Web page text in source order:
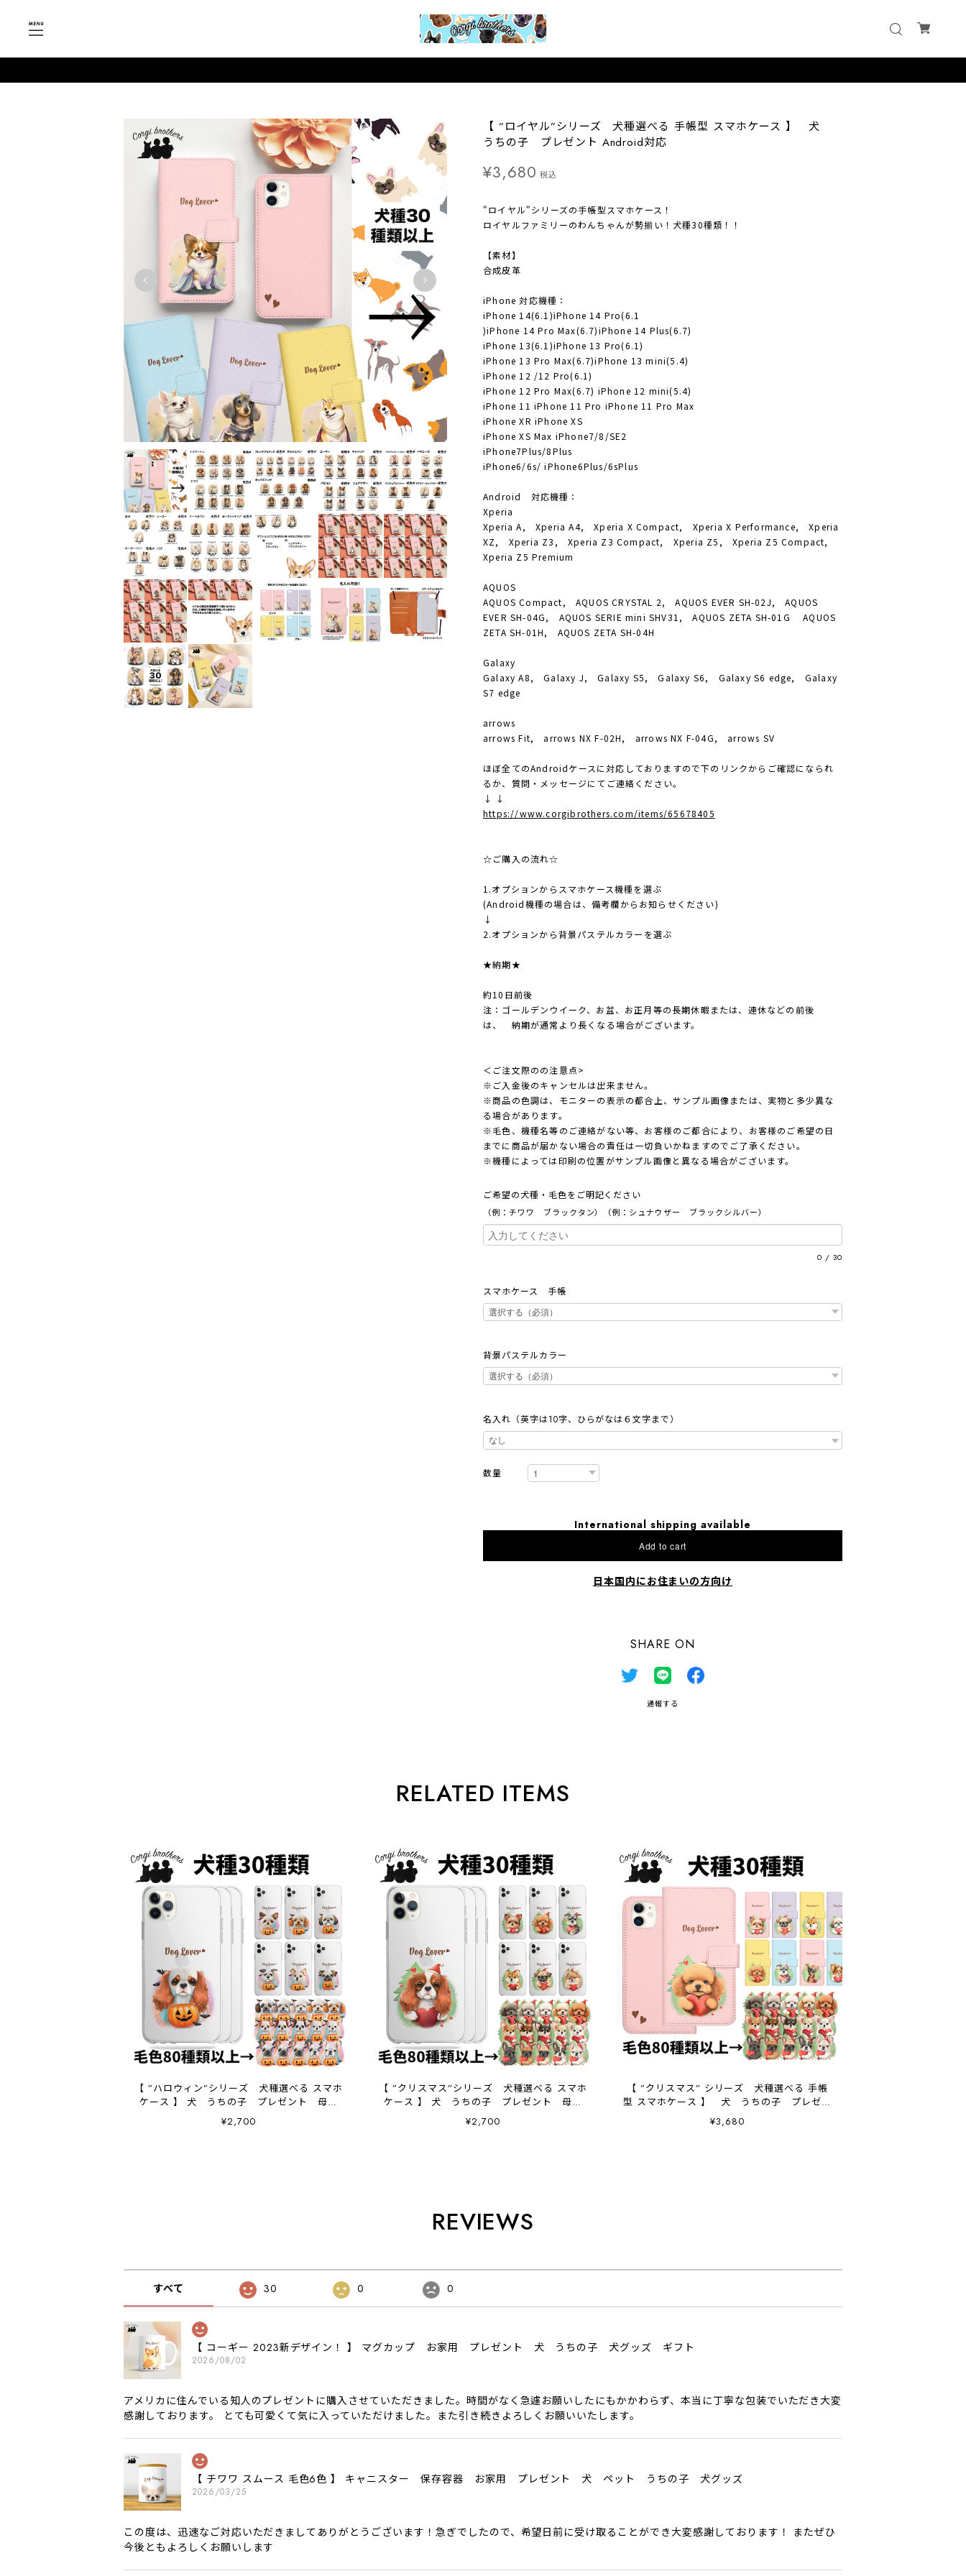
【 ”ロイヤル”シリーズ 犬種選べる 手帳型 スマホケース 】 犬
うちの子 プレゼント Android対応
¥3,680 税込
"ロイヤル"シリーズの手帳型スマホケース！
ロイヤルファミリーのわんちゃんが勢揃い！犬種30種類！！
【素材】
合成皮革
iPhone 対応機種：
iPhone 14(6.1)iPhone 14 Pro(6.1
)iPhone 14 Pro Max(6.7)iPhone 14 Plus(6.7)
iPhone 13(6.1)iPhone 13 Pro(6.1)
iPhone 13 Pro Max(6.7)iPhone 13 mini(5.4)
iPhone 12 /12 Pro(6.1)
iPhone 12 Pro Max(6.7) iPhone 12 mini(5.4)
iPhone 11 iPhone 11 Pro iPhone 11 Pro Max
iPhone XR iPhone XS
iPhone XS Max iPhone7/8/SE2
iPhone7Plus/8Plus
iPhone6/6s/ iPhone6Plus/6sPlus
Android 対応機種：
Xperia
Xperia A, Xperia A4, Xperia X Compact, Xperia X Performance, Xperia
XZ, Xperia Z3, Xperia Z3 Compact, Xperia Z5, Xperia Z5 Compact,
Xperia Z5 Premium
AQUOS
AQUOS Compact, AQUOS CRYSTAL 2, AQUOS EVER SH-02J, AQUOS
EVER SH-04G, AQUOS SERIE mini SHV31, AQUOS ZETA SH-01G AQUOS
ZETA SH-01H, AQUOS ZETA SH-04H
Galaxy
Galaxy A8, Galaxy J, Galaxy S5, Galaxy S6, Galaxy S6 edge, Galaxy
S7 edge
arrows
arrows Fit, arrows NX F-02H, arrows NX F-04G, arrows SV
ほぼ全てのAndroidケースに対応しておりますので下のリンクからご確認になられ
るか、質問・メッセージにてご連絡ください。
↓ ↓
https://www.corgibrothers.com/items/65678405
☆ご購入の流れ☆
1.オプションからスマホケース機種を選ぶ
(Android機種の場合は、備考欄からお知らせください)
↓
2.オプションから背景パステルカラーを選ぶ
★納期★
約10日前後
注：ゴールデンウイーク、お盆、お正月等の長期休暇または、連休などの前後
は、 納期が通常より長くなる場合がございます。
＜ご注文際のの注意点>
※ご入金後のキャンセルは出来ません。
※商品の色調は、モニターの表示の都合上、サンプル画像または、実物と多少異な
る場合があります。
※毛色、機種名等のご連絡がない等、お客様のご都合により、お客様のご希望の日
までに商品が届かない場合の責任は一切負いかねますのでご了承ください。
※機種によっては印刷の位置がサンプル画像と異なる場合がございます。
ご希望の犬種・毛色をご明記ください
（例：チワワ ブラックタン）（例：シュナウザー ブラックシルバー）
0 /30
スマホケース 手帳
背景パステルカラー
名入れ（英字は10字、ひらがなは６文字まで）
数量
International shipping available
Add to cart
日本国内にお住まいの方向け
SHARE ON
通報する
RELATED ITEMS
【 ”ハロウィン”シリーズ 犬種選べる スマホ
ケース 】 犬 うちの子 プレゼント 母の
日 Android対応
¥2,700
【 ”クリスマス”シリーズ 犬種選べる スマホ
ケース 】 犬 うちの子 プレゼント 母の
日 Android対応
¥2,700
【 ”クリスマス” シリーズ 犬種選べる 手帳
型 スマホケース 】 犬 うちの子 プレゼン
ト Android対応
¥3,680
REVIEWS
すべて 30 0 0
【 コーギー 2023新デザイン！ 】 マグカップ お家用 プレゼント 犬 うちの子 犬グッズ ギフト
2026/08/02
アメリカに住んでいる知人のプレゼントに購入させていただきました。時間がなく急遽お願いしたにもかかわらず、本当に丁寧な包装でいただき大変
感謝しております。 とても可愛くて気に入っていただけました。また引き続きよろしくお願いいたします。
【 チワワ スムース 毛色6色 】 キャニスター 保存容器 お家用 プレゼント 犬 ペット うちの子 犬グッズ
2026/03/25
この度は、迅速なご対応いただきましてありがとうございます！急ぎでしたので、希望日前に受け取ることができ大変感謝しております！ またぜひ
今後ともよろしくお願いします